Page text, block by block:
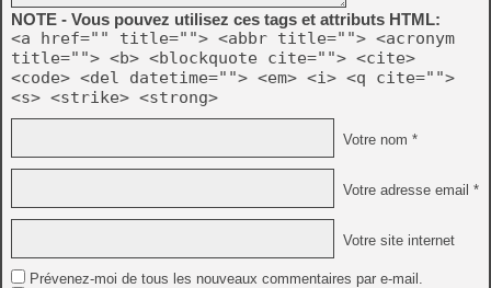
NOTE - Vous pouvez utilisez ces tags et attributs HTML:
<a href="" title=""> <abbr title=""> <acronym
title=""> <b> <blockquote cite=""> <cite>
<code> <del datetime=""> <em> <i> <q cite="">
<s> <strike> <strong>
Votre nom *
Votre adresse email *
Votre site internet
Prévenez-moi de tous les nouveaux commentaires par e-mail.